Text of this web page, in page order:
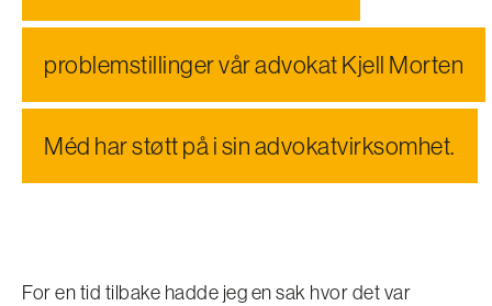
problemstillinger vår advokat Kjell Morten
Méd har støtt på i sin advokatvirksomhet.
For en tid tilbake hadde jeg en sak hvor det var